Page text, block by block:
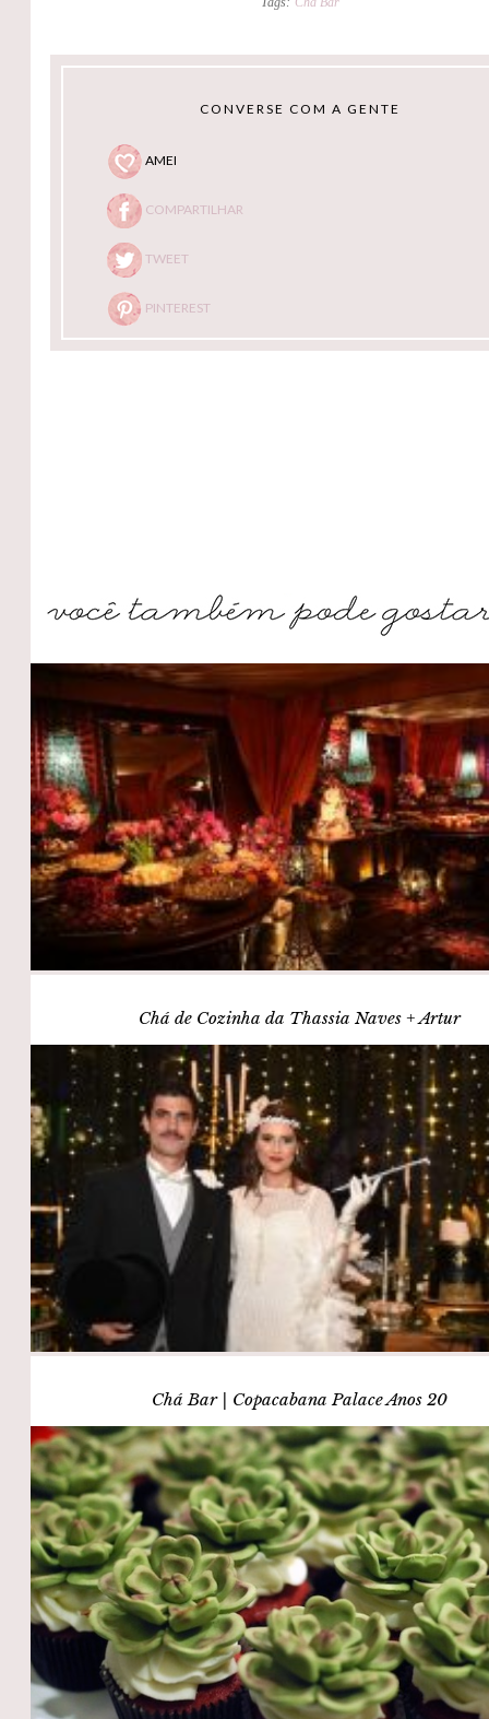
CONVERSE COM A GENTE
AMEI
COMPARTILHAR
TWEET
PINTEREST
Chá de Cozinha da Thassia Naves + Artur
Chá Bar | Copacabana Palace Anos 20